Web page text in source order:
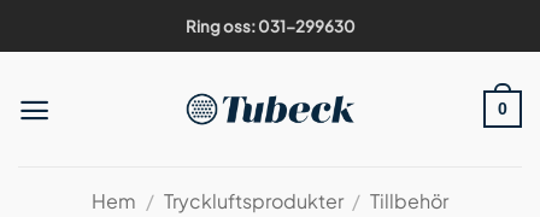
Ring oss: 031-299630
0
Hem / Tryckluftsprodukter / Tillbehör